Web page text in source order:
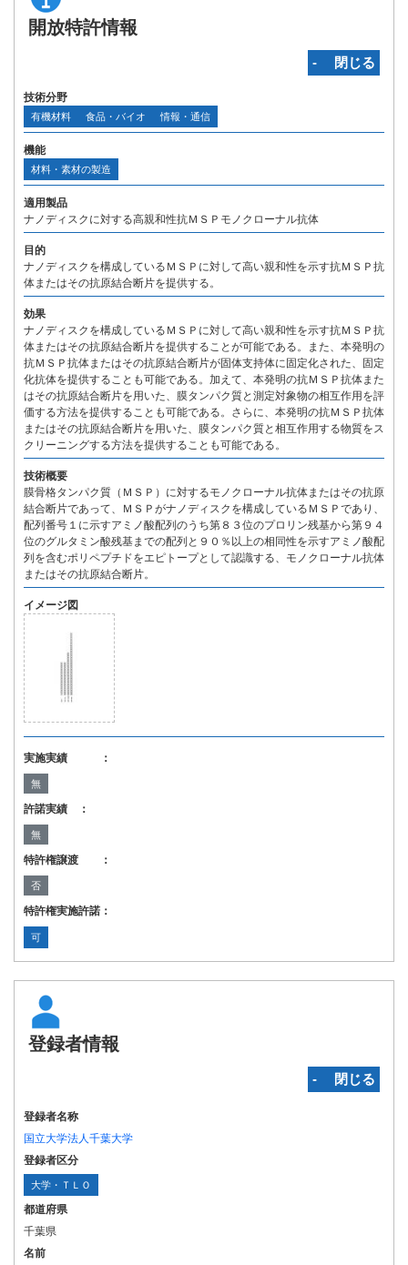
開放特許情報
‐ 閉じる
技術分野
有機材料 食品・バイオ 情報・通信
機能
材料・素材の製造
適用製品
ナノディスクに対する高親和性抗ＭＳＰモノクローナル抗体
目的
ナノディスクを構成しているＭＳＰに対して高い親和性を示す抗ＭＳＰ抗
体またはその抗原結合断片を提供する。
効果
ナノディスクを構成しているＭＳＰに対して高い親和性を示す抗ＭＳＰ抗
体またはその抗原結合断片を提供することが可能である。また、本発明の
抗ＭＳＰ抗体またはその抗原結合断片が固体支持体に固定化された、固定
化抗体を提供することも可能である。加えて、本発明の抗ＭＳＰ抗体また
はその抗原結合断片を用いた、膜タンパク質と測定対象物の相互作用を評
価する方法を提供することも可能である。さらに、本発明の抗ＭＳＰ抗体
またはその抗原結合断片を用いた、膜タンパク質と相互作用する物質をス
クリーニングする方法を提供することも可能である。
技術概要
膜骨格タンパク質（ＭＳＰ）に対するモノクローナル抗体またはその抗原
結合断片であって、ＭＳＰがナノディスクを構成しているＭＳＰであり、
配列番号１に示すアミノ酸配列のうち第８３位のプロリン残基から第９４
位のグルタミン酸残基までの配列と９０％以上の相同性を示すアミノ酸配
列を含むポリペプチドをエピトープとして認識する、モノクローナル抗体
またはその抗原結合断片。
イメージ図
実施実績 ：
無
許諾実績 ：
無
特許権譲渡 ：
否
特許権実施許諾：
可
登録者情報
‐ 閉じる
登録者名称
国立大学法人千葉大学
登録者区分
大学・ＴＬＯ
都道府県
千葉県
名前